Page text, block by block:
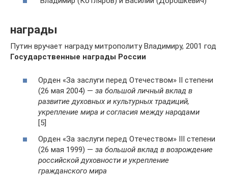
награды
Путин вручает награду митрополиту Владимиру, 2001 год
Государственные награды России
Орден «За заслуги перед Отечеством» II степени
(26 мая 2004) — за большой личный вклад в
развитие духовных и культурных традиций,
укрепление мира и согласия между народами
[5]
Орден «За заслуги перед Отечеством» III степени
(26 мая 1999) — за большой вклад в возрождение
российской духовности и укрепление
гражданского мира